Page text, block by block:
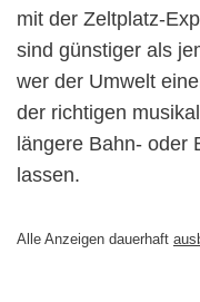
mit der Zeltplatz-
sind günstiger als
wer der Umwelt
der richtigen
längere Bahn- oder
lassen.
Alle Anzeigen dauerhaft